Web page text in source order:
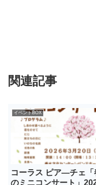
関連記事
イベントBOX
コーラス ピア―チェ「
のミニコンサート」